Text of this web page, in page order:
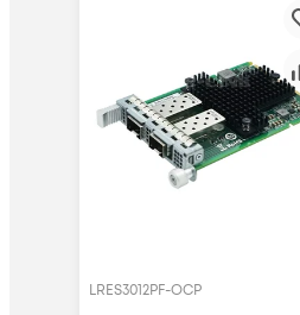
LRES3012PF-OCP